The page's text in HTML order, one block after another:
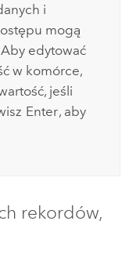
i
mogą
edytować
w komórce,
jeśli
Enter, aby
rekordów,